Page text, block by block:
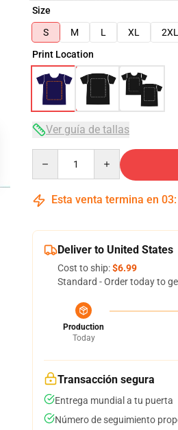
Size
S
M L XL 2XL
Print Location
Ver guía de tallas
Esta venta termina en 03:
Deliver to United States
Cost to ship:$6.99
Standard - Order today to
Production
Today
Transacción segura
Entrega mundial a tu puerta
Número de seguimiento